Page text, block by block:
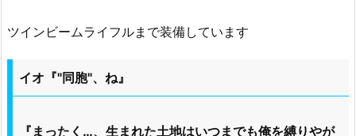
ツインビームライフルまで装備しています
イオ『"同胞"、ね』
『まったく…、生まれた土地はいつまでも俺を縛りやが